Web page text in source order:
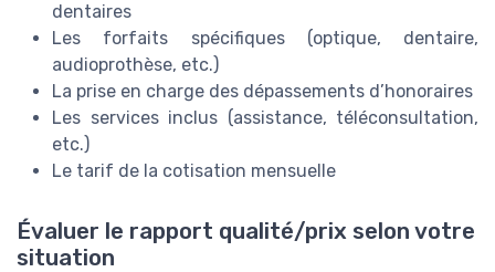
dentaires
Les forfaits spécifiques (optique, dentaire,
audioprothèse, etc.)
La prise en charge des dépassements d’honoraires
Les services inclus (assistance, téléconsultation,
etc.)
Le tarif de la cotisation mensuelle
Évaluer le rapport qualité/prix selon votre
situation